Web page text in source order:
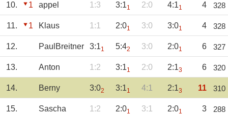
10. 1 appel 1:3 3:11 2:0 4:11 4 328
11. 1 Klaus 1:1 2:01 3:0 3:01 4 328
12. PaulBreitner 3:11 5:42 3:0 2:01 6 327
13. Anton 1:2 3:11 2:0 2:13 6 320
14. Berny 3:02 3:11 4:1 2:13 11 310
15. Sascha 1:2 2:01 3:1 2:01 3 288